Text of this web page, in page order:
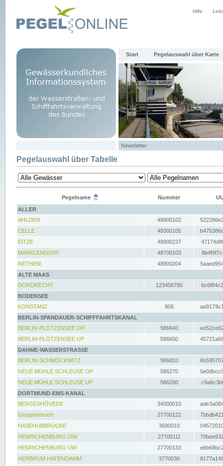
Hilfe
Start Pegelauswahl über Karte
Newsletter
Pegelauswahl über Tabelle
Pegelname Nummer
ALLER
AHLDEN
48900102
CELLE
48300105
EITZE
48900237
MARKLENDORF
48700103
RETHEM
48900204
ALTE MAAS
DORDRECHT
123456785
BODENSEE
KONSTANZ
906
BERLIN-SPANDAUER-SCHIFFFAHRTSKANAL
BERLIN-PLÖTZENSEE OP
586640
BERLIN-PLÖTZENSEE UP
586650
DAHME-WASSERSTRASSE
BERLIN-SCHMÖCKWITZ
586810
NEUE MÜHLE SCHLEUSE OP
586270
NEUE MÜHLE SCHLEUSE UP
586280
DORTMUND-EMS-KANAL
BERGESHÖVEDE
34000010
Groppenbruch
27700122
HASEHUBBRÜCKE
3690010
HENRICHENBURG OW
27700111
HENRICHENBURG UW
27700133
HERBRUM HAFENDAMM
3770030